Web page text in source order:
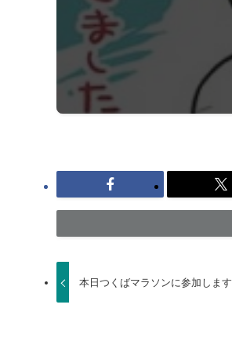
本日つくばマラソンに参加します